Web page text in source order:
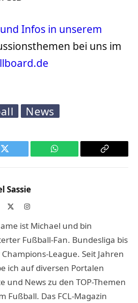
Infos in unserem
bei uns im
News
Twitter WhatsApp
Copy
Sassie
Instagram
ist Michael und bin
Fußball-Fan. Bundesliga bis
League. Seit Jahren
ich auf diversen Portalen
und News zu den TOP-Themen
Fußball. Das FCL-Magazin